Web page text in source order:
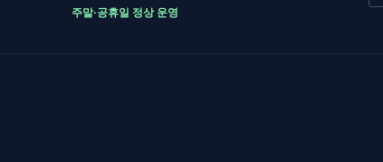
주말·공휴일 정상 운영